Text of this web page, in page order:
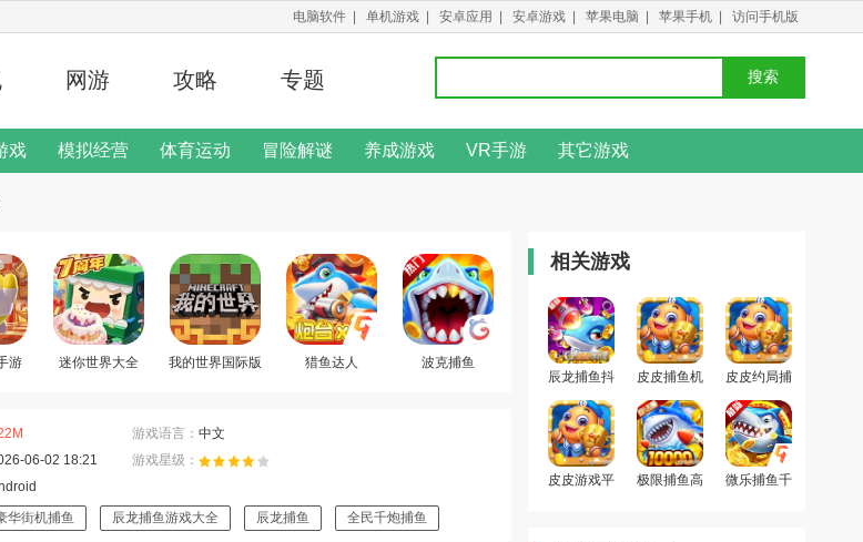
电脑软件 单机游戏 安卓应用 安卓游戏 苹果电脑 苹果手机 访问手机版
网游 攻略 专题 搜索
戏 模拟经营 体育运动 冒险解谜 养成游戏 VR手游 其它游戏
游 迷你世界大全 我的世界国际版 猎鱼达人 波克捕鱼
游戏语言： 中文
06-02 18:21
游戏星级：
华街机捕鱼 辰龙捕鱼游戏大全 辰龙捕鱼 全民千炮捕鱼
相关游戏
辰龙捕鱼抖
皮皮捕鱼机
皮皮约局捕
利版
皮皮游戏平
极限捕鱼高
微乐捕鱼千